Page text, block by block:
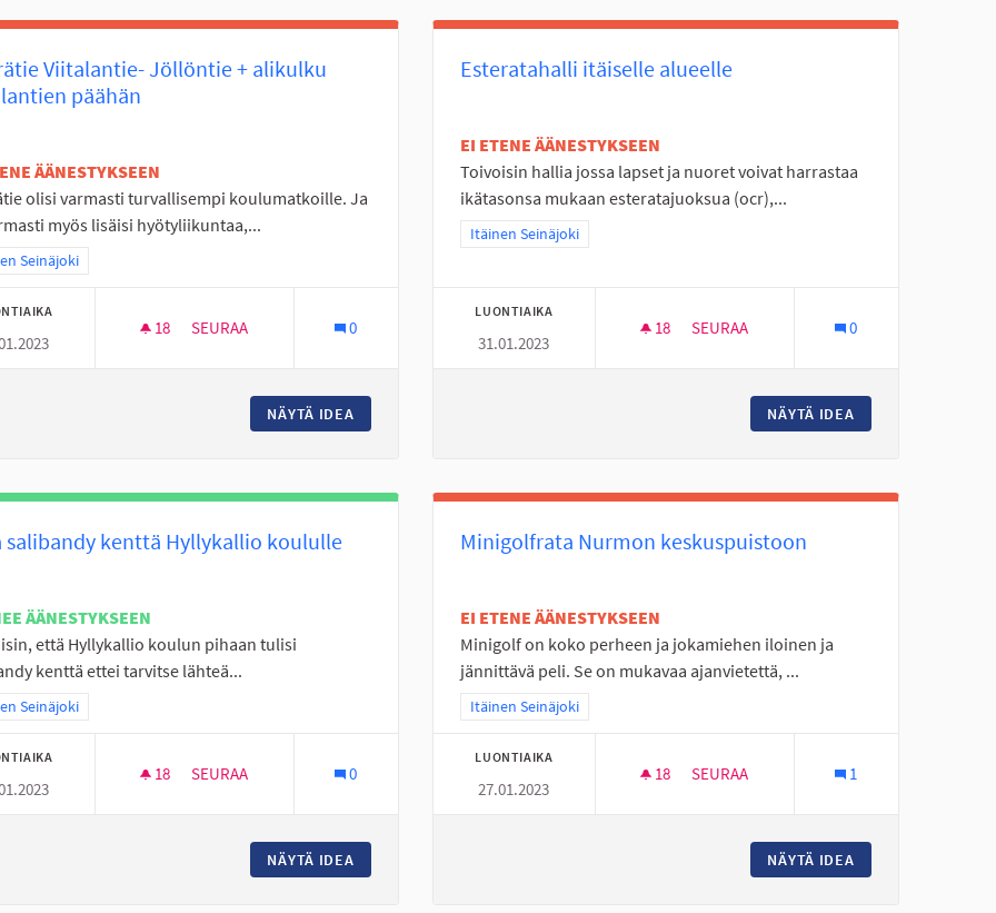
Viitalantie- Jöllöntie + alikulku
päähän
ÄÄNESTYKSEEN
olisi varmasti turvallisempi koulumatkoille. Ja
myös lisäisi hyötyliikuntaa,...
tulokset teeman mukaan: Itäinen Seinäjoki
Seinäjoki
18 18 SEURAAJAA
SEURAA
PYÖRÄTIE VIITALANTIE- JÖLLÖNTIE + ALIKULKU VIITALANTIEN PÄÄHÄN
0
NÄYTÄ IDEA PYÖRÄTIE VIITALANTIE- JÖLLÖNTIE + ALIKULKU VIITALANTIEN PÄÄHÄN
Esteratahalli itäiselle alueelle
EI ETENE ÄÄNESTYKSEEN
Toivoisin hallia jossa lapset ja nuoret voivat harrastaa
ikätasonsa mukaan esteratajuoksua (ocr),...
Rajaa tulokset teeman mukaan: Itäinen Seinäjoki
Itäinen Seinäjoki
LUONTIAIKA
31.01.2023
18 18 SEURAAJAA
SEURAA 0
NÄYTÄ IDEA
salibandy kenttä Hyllykallio koululle
ÄÄNESTYKSEEN
että Hyllykallio koulun pihaan tulisi
kenttä ettei tarvitse lähteä...
tulokset teeman mukaan: Itäinen Seinäjoki
Seinäjoki
18 18 SEURAAJAA
SEURAA
PIHA SALIBANDY KENTTÄ HYLLYKALLIO KOULULLE
0
NÄYTÄ IDEA
Minigolfrata Nurmon keskuspuistoon
EI ETENE ÄÄNESTYKSEEN
Minigolf on koko perheen ja jokamiehen iloinen ja
jännittävä peli. Se on mukavaa ajanvietettä, ...
Rajaa tulokset teeman mukaan: Itäinen Seinäjoki
Itäinen Seinäjoki
LUONTIAIKA
27.01.2023
18 18 SEURAAJAA
SEURAA 1
NÄYTÄ IDEA